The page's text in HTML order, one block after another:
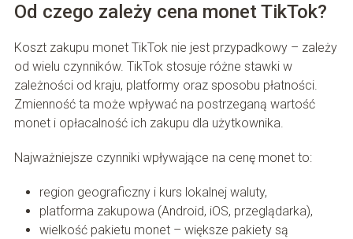
Od czego zależy cena monet TikTok?
Koszt zakupu monet TikTok nie jest przypadkowy – zależy
od wielu czynników. TikTok stosuje różne stawki w
zależności od kraju, platformy oraz sposobu płatności.
Zmienność ta może wpływać na postrzeganą wartość
monet i opłacalność ich zakupu dla użytkownika.
Najważniejsze czynniki wpływające na cenę monet to:
region geograficzny i kurs lokalnej waluty,
platforma zakupowa (Android, iOS, przeglądarka),
wielkość pakietu monet – większe pakiety są